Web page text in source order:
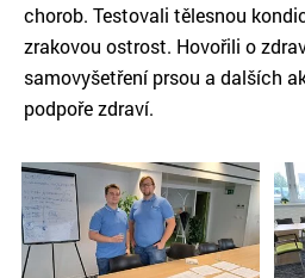
chorob. Testovali tělesnou
zrakovou ostrost. Hovořili o
samovyšetření prsou a dalších
podpoře zdraví.